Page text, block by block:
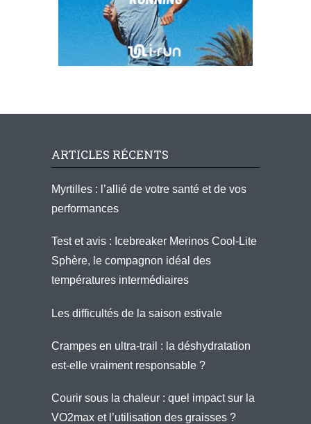
ARTICLES RÉCENTS
Myrtilles : l’allié de votre santé et de vos
performances
Test et avis : Icebreaker Merinos Cool-Lite
Sphère, le compagnon idéal des
températures intermédiaires
Les difficultés de la saison estivale
Crampes en ultra-trail : la déshydratation
est-elle vraiment responsable ?
Courir sous la chaleur : quel impact sur la
VO2max et l’utilisation des graisses ?